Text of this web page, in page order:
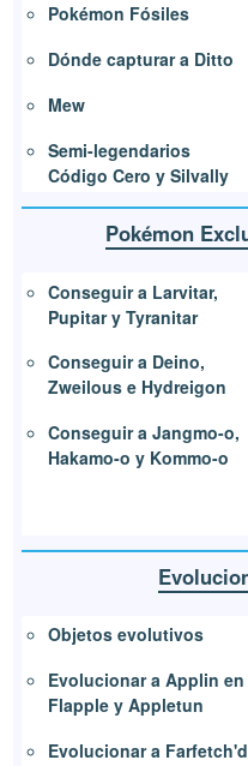
Pokémon Fósiles
Dónde capturar a Ditto
Mew
Semi-legendarios
Código Cero y Silvally
Pokémon
Conseguir a Larvitar,
Pupitar y Tyranitar
Conseguir a Deino,
Zweilous e Hydreigon
Conseguir a Jangmo-o,
Hakamo-o y Kommo-o
Objetos evolutivos
Evolucionar a Applin en
Flapple y Appletun
Evolucionar a Farfetch'd